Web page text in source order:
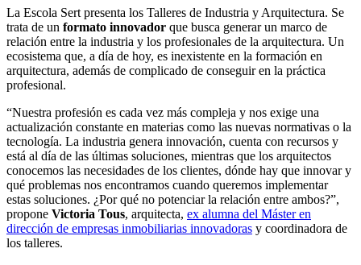
La Escola Sert presenta los Talleres de Industria y Arquitectura. Se
trata de un formato innovador que busca generar un marco de
relación entre la industria y los profesionales de la arquitectura. Un
ecosistema que, a día de hoy, es inexistente en la formación en
arquitectura, además de complicado de conseguir en la práctica
profesional.
“Nuestra profesión es cada vez más compleja y nos exige una
actualización constante en materias como las nuevas normativas o la
tecnología. La industria genera innovación, cuenta con recursos y
está al día de las últimas soluciones, mientras que los arquitectos
conocemos las necesidades de los clientes, dónde hay que innovar y
qué problemas nos encontramos cuando queremos implementar
estas soluciones. ¿Por qué no potenciar la relación entre ambos?”,
propone Victoria Tous, arquitecta, ex alumna del Máster en
dirección de empresas inmobiliarias innovadoras y coordinadora de
los talleres.